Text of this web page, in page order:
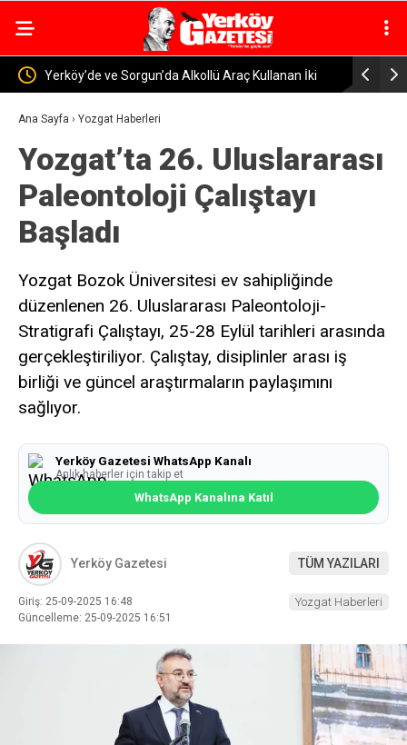
İki Yozgat’ta İş Sağlığı ve Güvenliği İçin İstişare
Toplantısı Yapıldı
Ana Sayfa › Yozgat Haberleri
Yozgat’ta 26. Uluslararası
Paleontoloji Çalıştayı
Başladı
Yozgat Bozok Üniversitesi ev sahipliğinde
düzenlenen 26. Uluslararası Paleontoloji-
Stratigrafi Çalıştayı, 25-28 Eylül tarihleri arasında
gerçekleştiriliyor. Çalıştay, disiplinler arası iş
birliği ve güncel araştırmaların paylaşımını
sağlıyor.
Yerköy Gazetesi WhatsApp Kanalı
Anlık haberler için takip et
WhatsApp Kanalına Katıl
Yerköy Gazetesi TÜM YAZILARI
Giriş: 25-09-2025 16:48
Güncelleme: 25-09-2025 16:51
Yozgat Haberleri